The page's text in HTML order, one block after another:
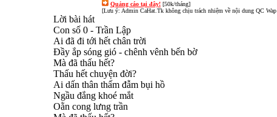
Quảng cáo tại đây! [50k/tháng]
[Lưu ý: Admin CaHat.Tk không chịu trách nhiệm về nội dung QC
Lời bài hát
Con số 0 - Trần Lập
Ai đã đi tới hết chân trời
Ðầy ắp sóng gió - chênh vênh bến bờ
Mà đã thấu hết?
Thấu hết chuyện đời?
Ai dấn thân thấm đẫm bụi hồ
Ngầu đắng khoé mắt
Oằn cong lưng trần